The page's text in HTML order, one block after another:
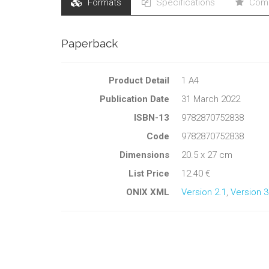
Paperback
Product Detail
1 A4
Publication Date
31 March 2022
ISBN-13
9782870752838
Code
9782870752838
Dimensions
20.5 x 27 cm
List Price
12.40 €
ONIX XML
Version 2.1 Version 3